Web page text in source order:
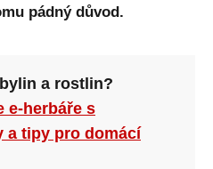
pádný důvod.
a rostlin?
e-herbáře s
a tipy pro domácí